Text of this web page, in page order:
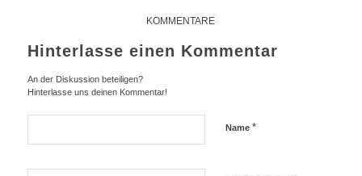
KOMMENTARE
Hinterlasse einen Kommentar
An der Diskussion beteiligen?
Hinterlasse uns deinen Kommentar!
Name *